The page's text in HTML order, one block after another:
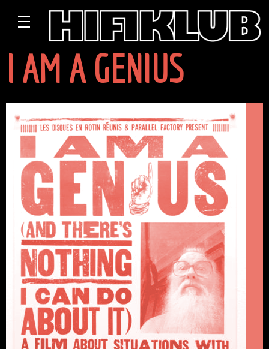
I AM A GENIUS